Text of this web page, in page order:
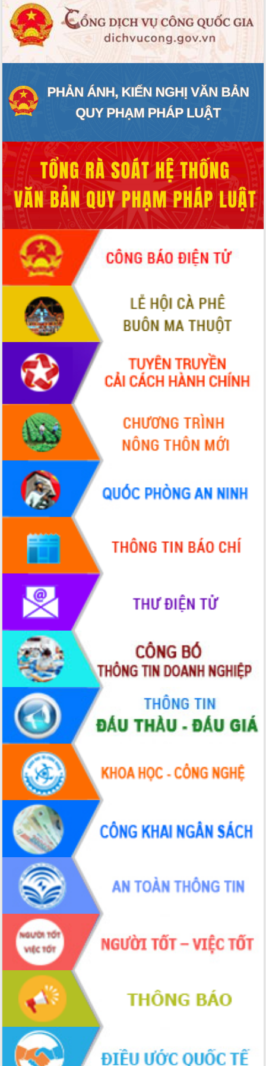
phá cơ chế - Hợp tác công tư
Đề án 06 tạo bước ngoặt đột phá trong
cải cách hành chính tỉnh Đắk Lắk
Kết nối tour, đẩy mạnh chuyển đổi số
tầng kỹ thuật Cụm công nghiệp Tân
Tiến
Gặp mặt các cơ quan báo chí nhân Kỷ
Đắk Lắk sơ kết 4 năm triển khai thực
hiện Đề án 06 của Chính phủ
Họp báo thông tin về Hội nghị Công bố
Quy hoạch và Xúc tiến đầu tư tỉnh Đắk
Lắk
Khơi thông điểm nghẽn, đẩy nhanh
giải ngân vốn khắc phục thiên tai
HĐND tỉnh thông qua điều chỉnh Quy
hoạch tỉnh thời kỳ 2021-2030
Hội thảo góp ý hồ sơ điều chỉnh quy
hoạch tỉnh Đắk Lắk thời kỳ 2021-2030,
tầm nhìn đến năm 2050
Nâng cao hiệu quả hoạt động của các
doanh nghiệp nhà nước
Hội nghị triển khai kết nối mạng
truyền số liệu chuyên dùng phục vụ cơ
quan Đảng, Nhà nước
Lễ phát động chuỗi hoạt động chung
tay làm sạch môi trường
Xã Ea Kar bước chuyển mình trong
công tác cải cách hành chính mô hình
mới
UBND tỉnh họp báo định kỳ tháng 4
năm 2026
Hội thảo khoa học “Giải pháp thúc đẩy
phát triển nền kinh tế xanh tại tỉnh
Đắk Lắk”
Tăng cường giám sát, đôn đốc thực
hiện nhiệm vụ quản lý tài sản công
Tháo gỡ những vướng mắc, đẩy mạnh
công tác cải cách thủ tục hành chính
tại Trung tâm Phục vụ hành chính
Đắk Lắk: Tôn vinh 46 giải pháp tại Hội
thi Sáng tạo Kỹ thuật 2024 - 2025
Đắk Lắk rà soát, điều chỉnh Đề án 190
về phát triển nuôi trồng thủy sản
Phó Chủ tịch UBND tỉnh Đắk Lắk
Trương Công Thái kiểm tra thực địa
Dự án cao tốc Khánh Hòa - Buôn Ma
Định vị cà phê Việt Nam như một “di
sản sống” trong dòng chảy toàn cầu
Xây dựng nông thôn mới: Nâng cao đời
sống người dân từ những mô hình thiết
Quyết liệt tháo gỡ vướng mắc, đẩy
nhanh tiến độ các dự án trọng điểm
trong Khu kinh tế Nam Phú Yên
Hòn Yến phát triển du lịch gắn với bảo
tồn biển
Lấy ý kiến điều chỉnh Quy hoạch tỉnh
Đắk Lắk thời kỳ 2021-2030, tầm nhìn
đến năm 2050
Phát động chiến dịch 30 ngày đêm
giải phóng mặt bằng Tuyến đường bộ
ven biển
Đắk Lắk nỗ lực thúc đẩy tăng trưởng
kinh tế từ 10% trở lên trong Quý
II/2026
Đắk Lắk ký kết thỏa thuận hợp tác về
chuyển đổi số giai đoạn 2026 – 2030
với Tập đoàn Bưu chính Viễn thông
Việt Nam
Thứ trưởng Bộ Y tế làm việc với tỉnh
Đắk Lắk về phát triển nhân lực y tế
cho trạm y tế cấp xã
Du lịch Đắk Lắk nâng tầm trải nghiệm
du khách thông qua Hệ thống cơ sở dữ
liệu và Bản đồ số